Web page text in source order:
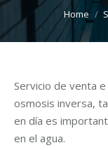
You are here:
Home
Servicio de venta
osmosis inversa,
en día es
en el agua.